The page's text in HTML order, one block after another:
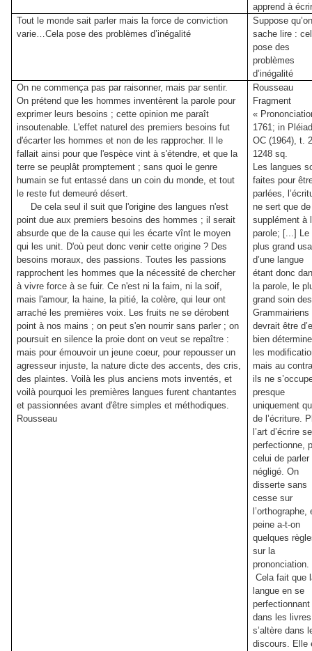
apprend à
Tout le monde sait parler mais la force de conviction
varie…Cela pose des problèmes d’inégalité
Suppose
sache lire :
pose des
problèmes
d’inégalité
On ne commença pas par raisonner, mais par sentir.
On prétend que les hommes inventèrent la parole pour
exprimer leurs besoins ; cette opinion me paraît
insoutenable. L'effet naturel des premiers besoins fut
d'écarter les hommes et non de les rapprocher. Il le
fallait ainsi pour que l'espèce vint à s'étendre, et que la
terre se peuplât promptement ; sans quoi le genre
humain se fut entassé dans un coin du monde, et tout
le reste fut demeuré désert.
De cela seul il suit que l'origine des langues n'est
point due aux premiers besoins des hommes ; il serait
absurde que de la cause qui les écarte vînt le moyen
qui les unit. D'où peut donc venir cette origine ? Des
besoins moraux, des passions. Toutes les passions
rapprochent les hommes que la nécessité de chercher
à vivre force à se fuir. Ce n'est ni la faim, ni la soif,
mais l'amour, la haine, la pitié, la colère, qui leur ont
arraché les premières voix. Les fruits ne se dérobent
point à nos mains ; on peut s'en nourrir sans parler ; on
poursuit en silence la proie dont on veut se repaître :
mais pour émouvoir un jeune coeur, pour repousser un
agresseur injuste, la nature dicte des accents, des cris,
des plaintes. Voilà les plus anciens mots inventés, et
voilà pourquoi les premières langues furent chantantes
et passionnées avant d'être simples et méthodiques.
Rousseau
Rousseau
Fragment
«
1761; in
OC (1964), t.
1248 sq.
Les langues
faites pour
parlées,
ne sert que de
supplément à
parole; [...] Le
plus grand
d’une langue
étant donc
la parole, le
grand soin des
Grammairiens
devrait être
bien
les
mais au
ils ne
presque
uniquement
de l’écriture.
l’art d’écrire se
perfectionne,
celui de parler
négligé. On
disserte sans
cesse sur
l’orthographe,
peine a-t-on
quelques
sur la
prononciation.
Cela fait que
langue en se
perfectionnant
dans les livres
s’altère dans
discours. Elle